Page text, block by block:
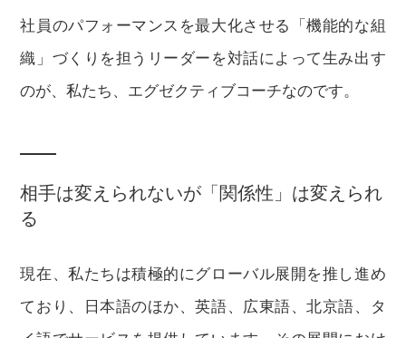
社員のパフォーマンスを最大化させる「機能的な組
織」づくりを担うリーダーを対話によって生み出す
のが、私たち、エグゼクティブコーチなのです。
相手は変えられないが「関係性」は変えられ
る
現在、私たちは積極的にグローバル展開を推し進め
ており、日本語のほか、英語、広東語、北京語、タ